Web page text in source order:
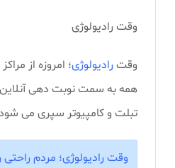
وقت رادیولوژی
وقترادیولوژی؛ امروزه از
همه به سمت نوبت دهی
تبلت و کامپیوتر سپری می
وقت رادیولوژی؛ مردم راحتی را دوست